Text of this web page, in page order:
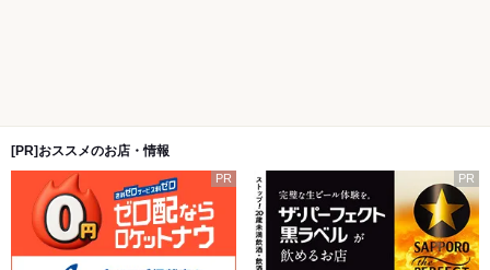
[PR]おススメのお店・情報
PR PR